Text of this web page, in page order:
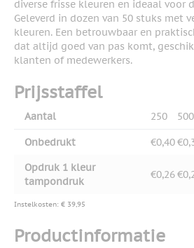
diverse frisse kleuren en ideaal voor
Geleverd in dozen van 50 stuks met
kleuren. Een betrouwbaar en
dat altijd goed van pas komt,
klanten of medewerkers.
Prijsstaffel
Aantal 250 500
Onbedrukt €0,40
Opdruk 1 kleur
tampondruk
€0,26
Instelkosten: € 39,95
Productinformatie